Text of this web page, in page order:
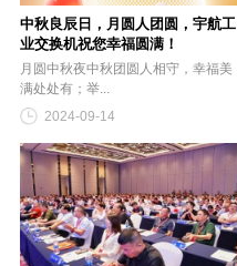
中秋良辰日，月圆人团圆，宇航工
业交换机祝您幸福圆满！
月圆中秋夜中秋团圆人相守，幸福美
满处处有；举...
2024-09-14